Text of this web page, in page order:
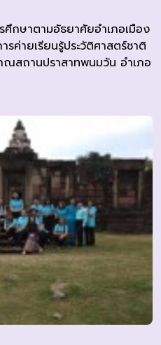
ศึกษาตามอัธยาศัยอำเภอเมือง
รค่ายเรียนรู้ประวัติศาสตร์ชาติ
ณสถานปราสาทพนมวัน อำเภอ
สีมา